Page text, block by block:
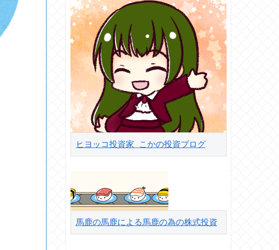
ヒヨッコ投資家 こかの投資ブログ
馬鹿の馬鹿による馬鹿の為の株式投資